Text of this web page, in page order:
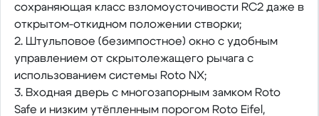
сохраняющая класс взломоусточивости RC2 даже в
открытом-откидном положении створки;
2. Штульповое (безимпостное) окно с удобным
управлением от скрытолежащего рычага с
использованием системы Roto NX;
3. Входная дверь с многозапорным замком Roto
Safe и низким утёпленным порогом Roto Eifel,